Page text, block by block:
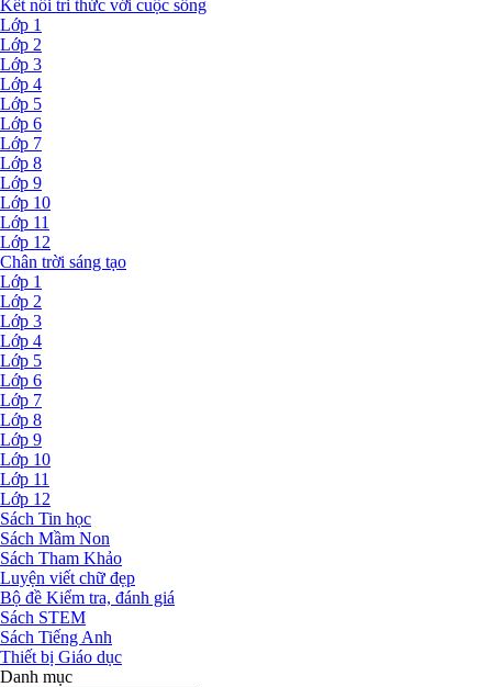
Kết nối tri thức với cuộc sống
Lớp 1
Lớp 2
Lớp 3
Lớp 4
Lớp 5
Lớp 6
Lớp 7
Lớp 8
Lớp 9
Lớp 10
Lớp 11
Lớp 12
Chân trời sáng tạo
Lớp 1
Lớp 2
Lớp 3
Lớp 4
Lớp 5
Lớp 6
Lớp 7
Lớp 8
Lớp 9
Lớp 10
Lớp 11
Lớp 12
Sách Tin học
Sách Mầm Non
Sách Tham Khảo
Luyện viết chữ đẹp
Bộ đề Kiểm tra, đánh giá
Sách STEM
Sách Tiếng Anh
Thiết bị Giáo dục
Danh mục